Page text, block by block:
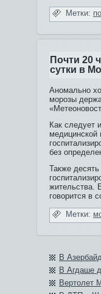
Метки:
Почти 20
сутки в
Аномально
морозы
Как следует
бе­з
Также
жительства.
говорится в
Метки:
В
В Агдаше
Вертолет